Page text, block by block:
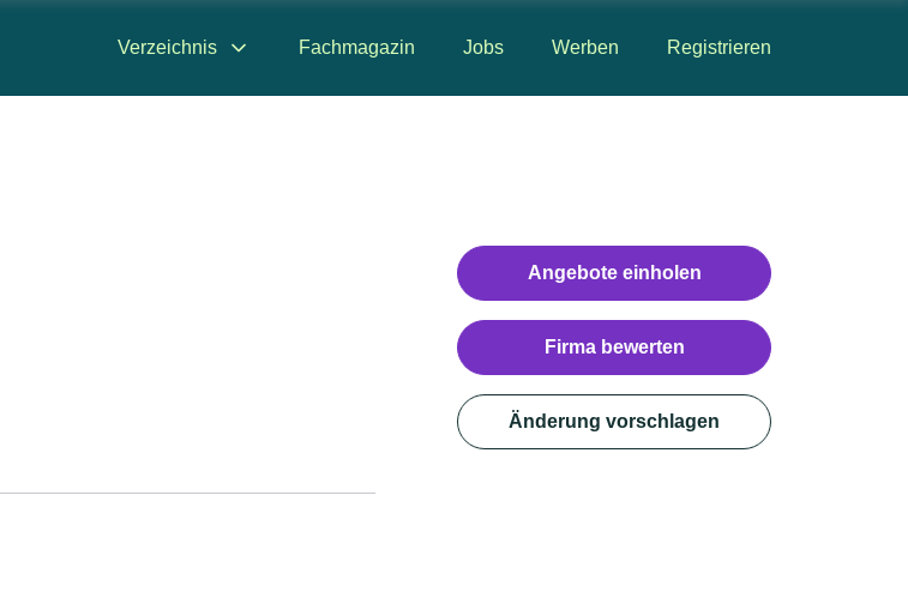
Verzeichnis Fachmagazin Jobs Werben Registrieren
Angebote einholen
Firma bewerten
Änderung vorschlagen